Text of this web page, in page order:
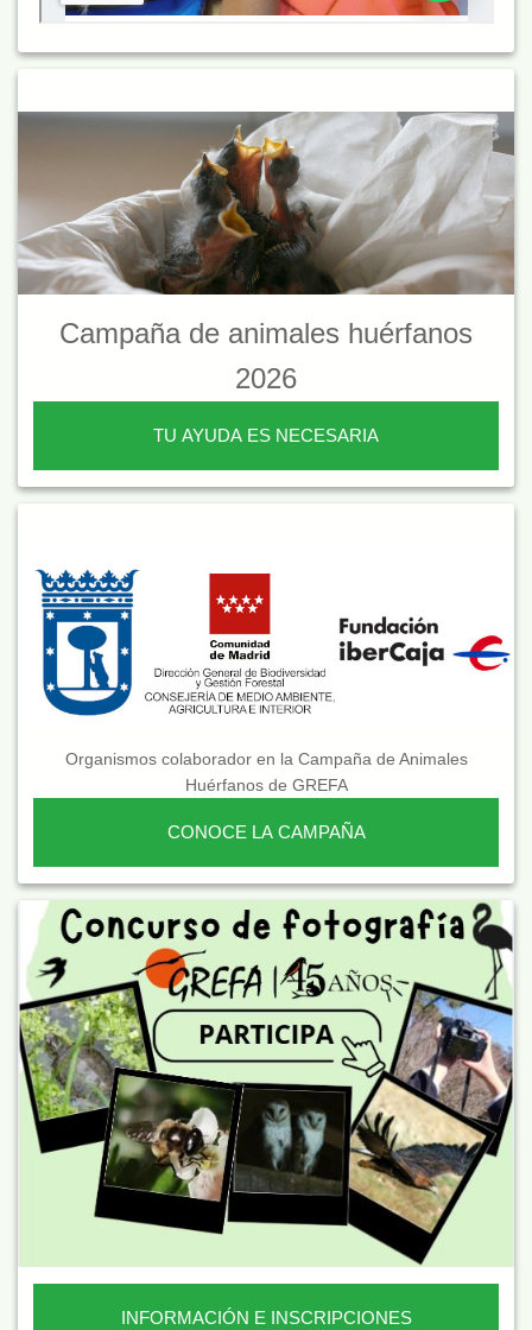
Campaña de animales huérfanos
2026
TU AYUDA ES NECESARIA
Organismos colaborador en la Campaña de Animales
Huérfanos de GREFA
CONOCE LA CAMPAÑA
INFORMACIÓN E INSCRIPCIONES